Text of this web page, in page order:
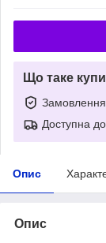
Що таке
Замовлення
Доступна
Опис
Опис